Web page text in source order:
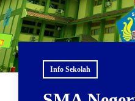
Info Sekolah